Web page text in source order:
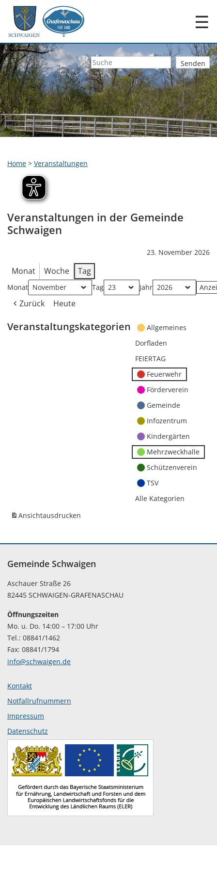
☰
Home > Veranstaltungen
Veranstaltungen in der Gemeinde
Schwaigen
23. November 2026
Monat Woche Tag
Monat Tag Jahr
Zurück Heute
Veranstaltungskategorien
Allgemeines
Dorfladen
FEIERTAG
Feuerwehr
Förderverein
Gemeinde
Infozentrum
Kindergärten
Mehrzweckhalle
Schützenverein
TSV
Alle Kategorien
Ansichtausdrucken
Gemeinde Schwaigen
Aschauer Straße 26
82445 SCHWAIGEN-GRAFENASCHAU
Öffnungszeiten
Mo. u. Do. 14:00 – 17:00 Uhr
Tel.: 08841/1462
Fax: 08841/1794
info@schwaigen.de
Kontakt
Notfallrufnummern
Impressum
Datenschutz